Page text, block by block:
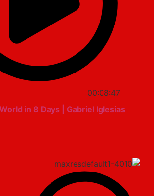
00:08:47
in 8 Days | Gabriel Iglesias